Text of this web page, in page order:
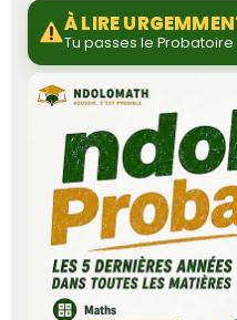
À LIRE
Tu passes le